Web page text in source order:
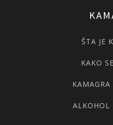
ŠTA JE
KAKO
KAMAGRA
ALKOHOL